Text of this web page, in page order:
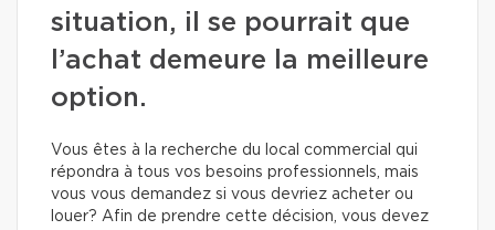
situation, il se pourrait que
l’achat demeure la meilleure
option.
Vous êtes à la recherche du local commercial qui
répondra à tous vos besoins professionnels, mais
vous vous demandez si vous devriez acheter ou
louer? Afin de prendre cette décision, vous devez